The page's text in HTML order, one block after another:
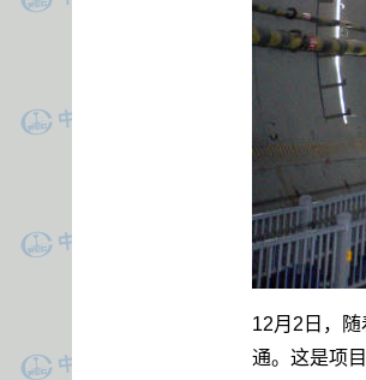
12月2日，
通。这是项